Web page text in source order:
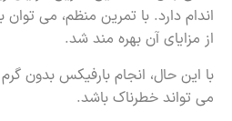
اندام دارد. با تمرین منظم، می
از مزایای آن بهره مند شد.
با این حال، انجام بارفیکس بدون
می تواند خطرناک باشد.